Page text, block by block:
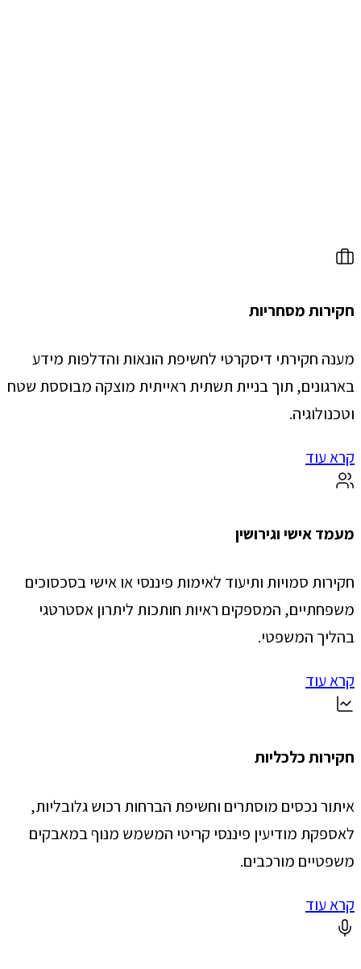
חקירות מסחריות
מענה חקירתי דיסקרטי לחשיפת הונאות והדלפות מידע
בארגונים, תוך בניית תשתית ראייתית מוצקה מבוססת שטח
וטכנולוגיה.
קרא עוד
מעמד אישי וגירושין
חקירות סמויות ותיעוד לאימות פיננסי או אישי בסכסוכים
משפחתיים, המספקים ראיות חותכות ליתרון אסטרטגי
בהליך המשפטי.
קרא עוד
חקירות כלכליות
איתור נכסים מוסתרים וחשיפת הברחות רכוש גלובליות,
לאספקת מודיעין פיננסי קריטי המשמש מנוף במאבקים
משפטיים מורכבים.
קרא עוד